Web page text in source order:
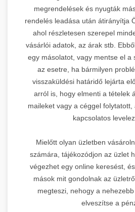
megrendelések és nyugták
rendelés leadása után átirányítja
ahol részletesen szerepel
vásárlói adatok, az árak stb.
egy másolatot, vagy mentse el a
az esetre, ha bármilyen
visszaküldési határidő lejárta
arról is, hogy elmenti a tételek
maileket vagy a céggel
kapcsolatos
Mielőtt olyan üzletben
számára, tájékozódjon az üzlet
végezhet egy online keresést,
mások mit gondolnak az
megteszi, nehogy a
elveszítse a